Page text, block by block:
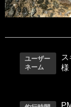
ユーザー
ネーム
様